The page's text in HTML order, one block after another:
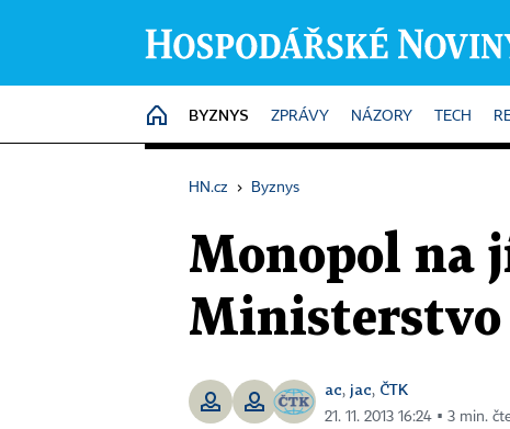
HOME
BYZNYS ZPRÁVY NÁZORY TECH
HN.cz › Byznys
Monopol na
Ministerstvo
ac, jac, ČTK
21. 11. 2013 16:24 ▪ 3 min.